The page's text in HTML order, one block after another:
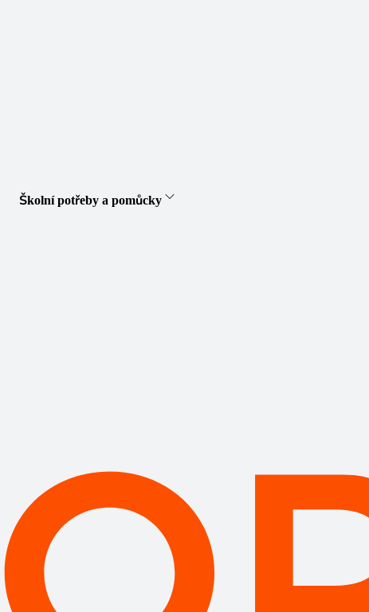
Školní potřeby a pomůcky